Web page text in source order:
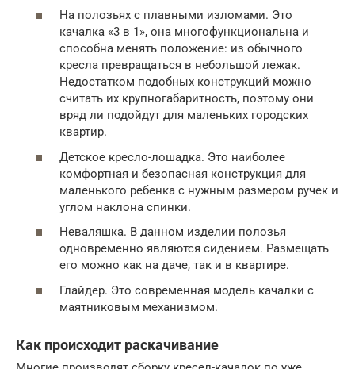
На полозьях с плавными изломами. Это
качалка «3 в 1», она многофункциональна и
способна менять положение: из обычного
кресла превращаться в небольшой лежак.
Недостатком подобных конструкций можно
считать их крупногабаритность, поэтому они
вряд ли подойдут для маленьких городских
квартир.
Детское кресло-лошадка. Это наиболее
комфортная и безопасная конструкция для
маленького ребенка с нужным размером ручек и
углом наклона спинки.
Неваляшка. В данном изделии полозья
одновременно являются сидением. Размещать
его можно как на даче, так и в квартире.
Глайдер. Это современная модель качалки с
маятниковым механизмом.
Как происходит раскачивание